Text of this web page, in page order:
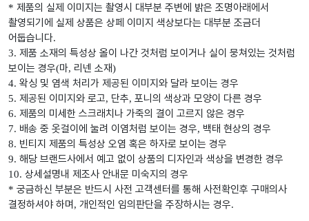
* 제품의 실제 이미지는 촬영시 대부분 주변에 밝은 조명아래에서
촬영되기에 실제 상품은 상페 이미지 색상보다는 대부분 조금더
어둡습니다.
3. 제품 소재의 특성상 올이 나간 것처럼 보이거나 실이 뭉쳐있는 것처럼
보이는 경우(마, 리넨 소재)
4. 왁싱 및 염색 처리가 제공된 이미지와 달라 보이는 경우
5. 제공된 이미지와 로고, 단추, 포니의 색상과 모양이 다른 경우
6. 제품의 미세한 스크래치나 가죽의 결이 고르지 않은 경우
7. 배송 중 옷걸이에 눌려 이염처럼 보이는 경우, 백태 현상의 경우
8. 빈티지 제품의 특성상 오염 혹은 하자로 보이는 경우
9. 해당 브랜드사에서 예고 없이 상품의 디자인과 색상을 변경한 경우
10. 상세설명내 제조사 안내문 미숙지의 경우
* 궁금하신 부분은 반드시 사전 고객센터를 통해 사전확인후 구매의사
결정하셔야 하며 , 개인적인 임의판단을 주장하시는 경우.